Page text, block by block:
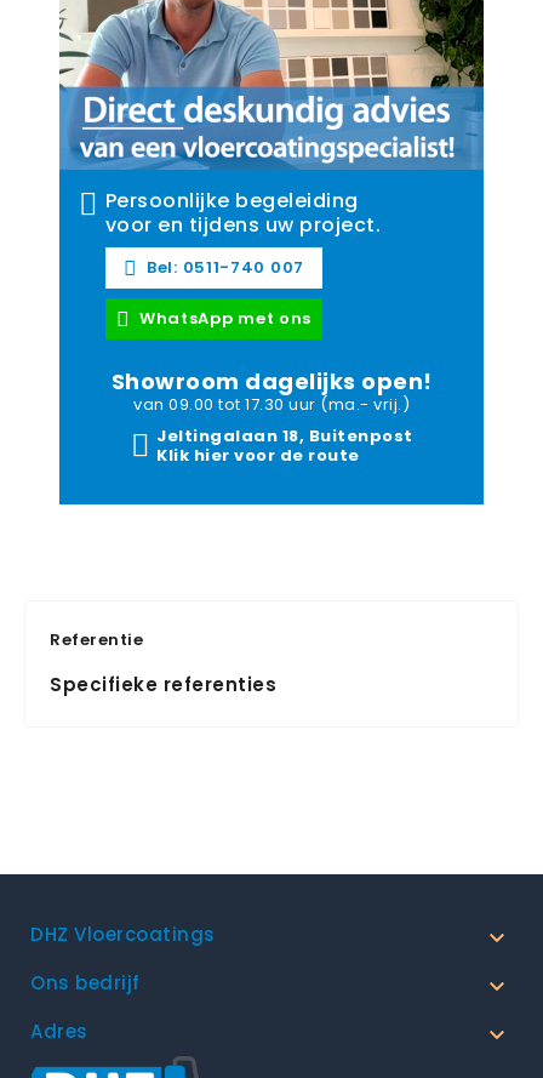
Persoonlijke begeleiding
voor en tijdens uw project.
Bel: 0511-740 007
WhatsApp met ons
Showroom dagelijks open!
van 09.00 tot 17.30 uur (ma.- vrij.)
Jeltingalaan 18, Buitenpost
Klik hier voor de route
Referentie
Specifieke referenties
DHZ Vloercoatings 
Ons bedrijf 
Adres 